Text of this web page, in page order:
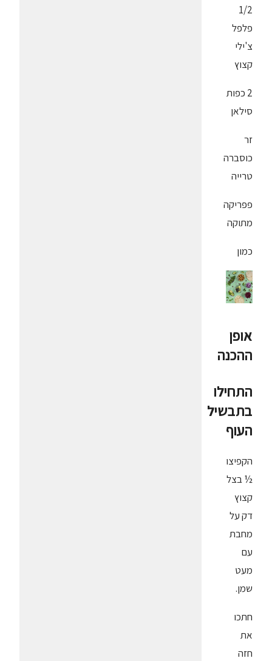
1/2
פלפל
צ'ילי
קצוץ
2 כפות
סילאן
זר
כוסברה
טרייה
פפריקה
מתוקה
כמון
אופן
ההכנה
התחילו
בתבשיל
העוף
הקפיצו
½ בצל
קצוץ
דק על
מחבת
עם
מעט
שמן.
חתכו
את
חזה